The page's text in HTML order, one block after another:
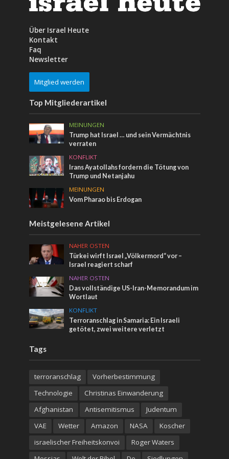
Über Israel Heute
Kontakt
Faq
Newsletter
Mitglied werden
Top Mitgliederartikel
MEINUNGEN
Trump hat Israel … und sein Vermächtnis
verraten
KONFLIKT
Irans Ayatollahs fordern die Tötung von
Trump und Netanjahu
MEINUNGEN
Vom Pharao bis Erdogan
Meistgelesene Artikel
NAHER OSTEN
Türkei wirft Israel „Völkermord“ vor –
Israel reagiert scharf
NAHER OSTEN
Das vollständige US-Iran-Memorandum im
Wortlaut
KONFLIKT
Terroranschlag in Samaria: Ein Israeli
getötet, zwei weitere verletzt
Tags
terroranschlag
Vorherbestimmung
Technologie
Christinas Einwanderung
Afghanistan
Antisemitismus
Judentum
VAE
Wetter Amazon NASA
Koscher
israelischer Freiheitskonvoi
Roger Waters